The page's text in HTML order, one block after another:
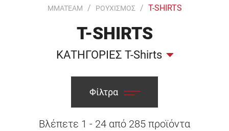
MMATEAM ΡΟΥΧΙΣΜΟΣ T-SHIRTS
T-SHIRTS
ΚΑΤΗΓΟΡΙΕΣ T-Shirts
Φίλτρα
Βλέπετε 1 - 24 από 285 προϊόντα